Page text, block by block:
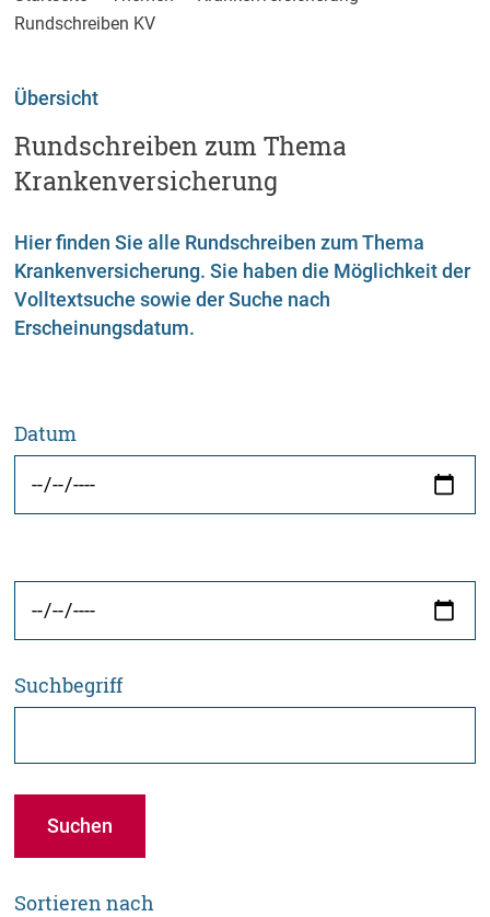
Rundschreiben KV
Übersicht
Rundschreiben zum Thema
Krankenversicherung
Hier finden Sie alle Rundschreiben zum Thema
Krankenversicherung. Sie haben die Möglichkeit der
Volltextsuche sowie der Suche nach
Erscheinungsdatum.
Datum
Suchbegriff
Suchen
Sortieren nach